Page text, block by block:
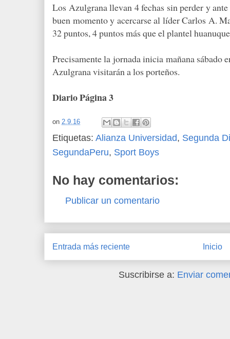
Los Azulgrana lle­van 4 fechas sin perder y
buen momento y acercarse al líder Carlos A.
32 puntos, 4 pun­tos más que el plantel
Precisamente la jor­nada inicia mañana sá­bado
Azulgra­na visitarán a los porte­ños.
Diario Página 3
on 2.9.16
Etiquetas: Alianza Universidad, Segunda
SegundaPeru, Sport Boys
No hay comentarios:
Publicar un comentario
Entrada más reciente Inicio
Suscribirse a: Enviar